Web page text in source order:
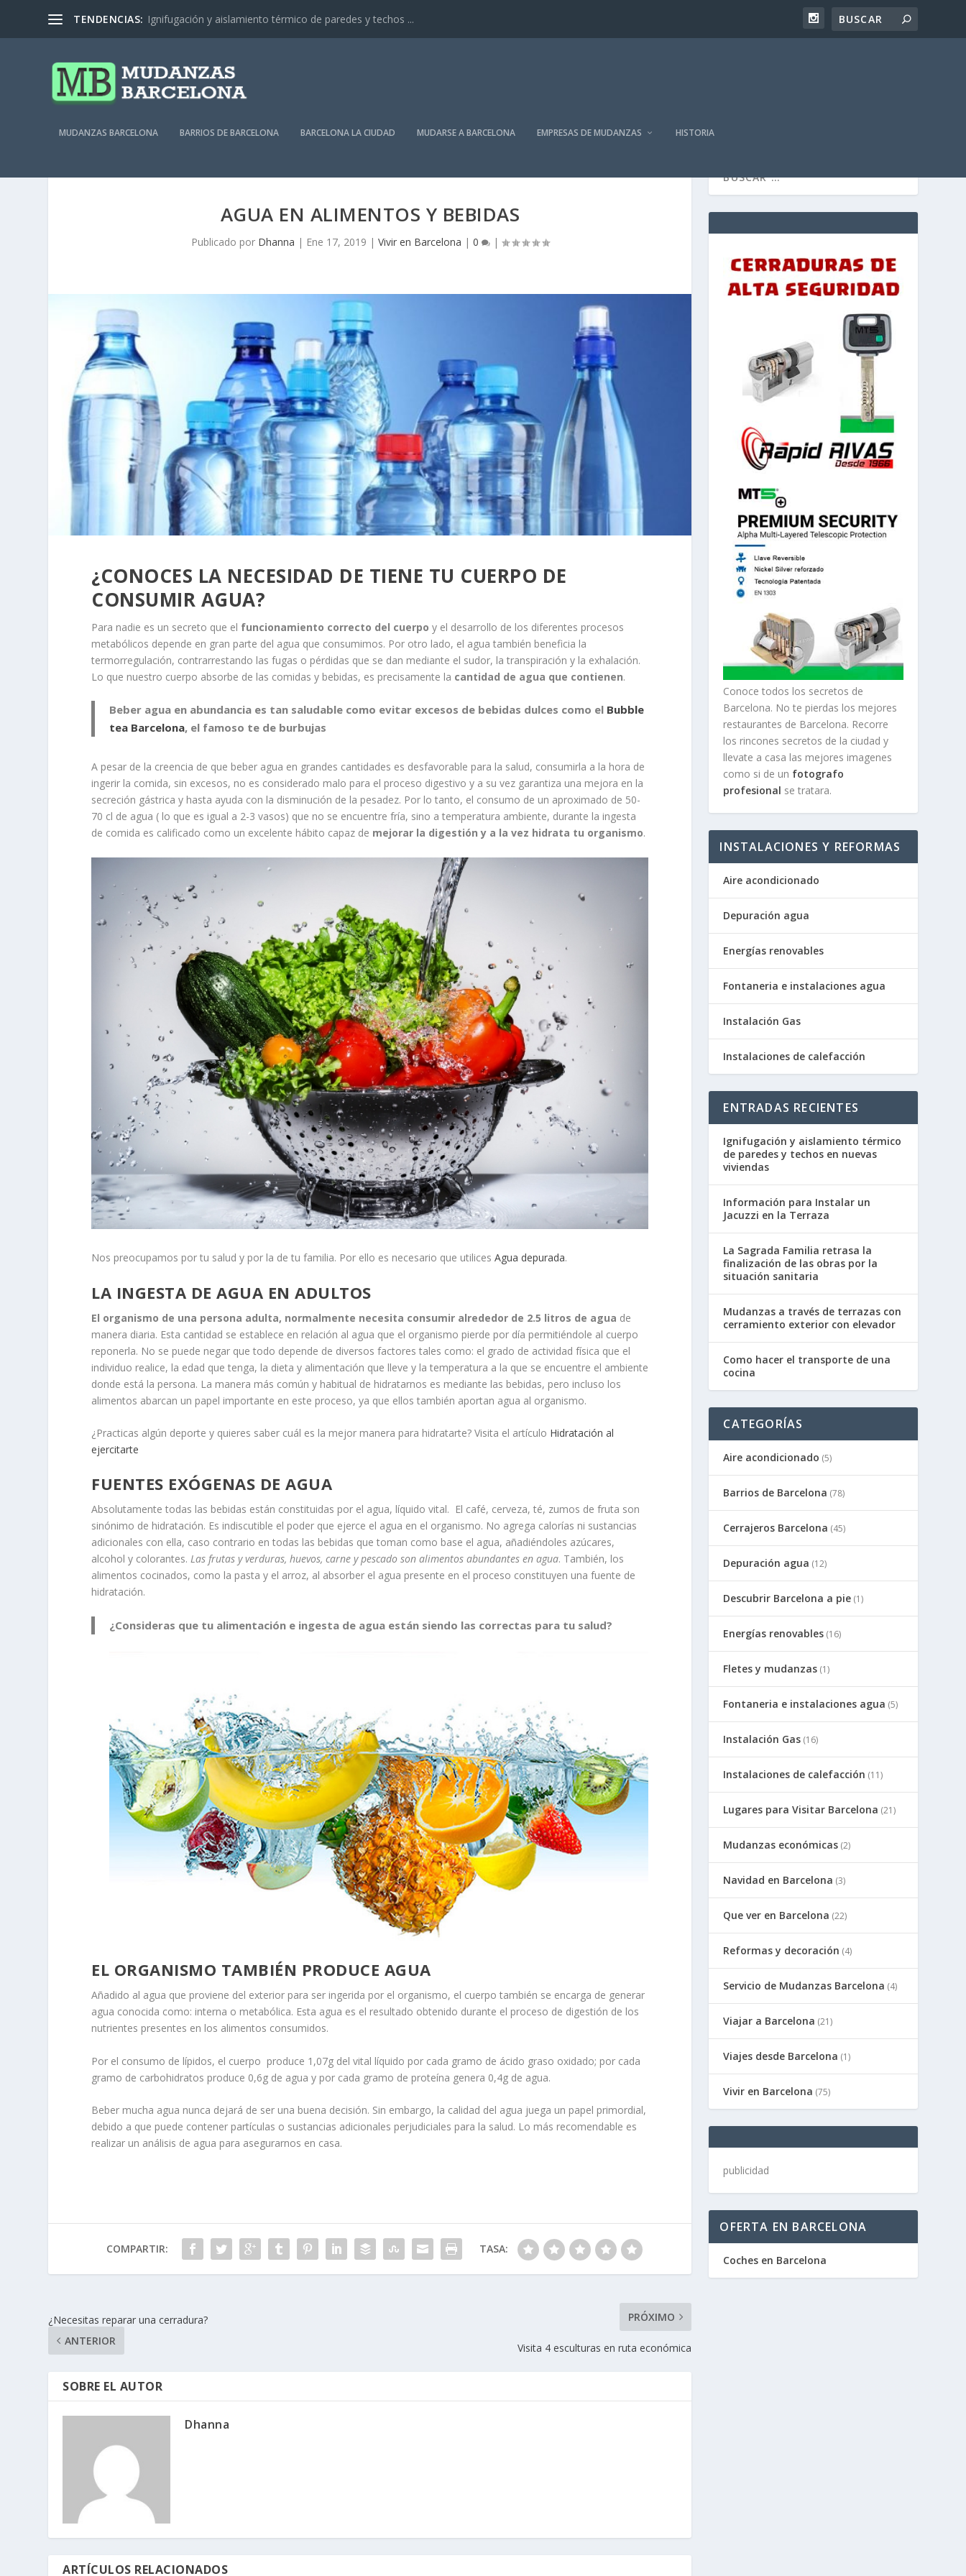
TENDENCIAS: Ignifugación y aislamiento térmico de paredes y techos ...
MUDANZAS BARCELONA BARRIOS DE BARCELONA BARCELONA LA CIUDAD MUDARSE A BARCELONA EMPRESAS DE MUDANZAS HISTORIA
AGUA EN ALIMENTOS Y BEBIDAS
Publicado por Dhanna | Ene 17, 2019 | Vivir en Barcelona | 0 |
¿CONOCES LA NECESIDAD DE TIENE TU CUERPO DE
CONSUMIR AGUA?
Para nadie es un secreto que el funcionamiento correcto del cuerpoy el desarrollo de los diferentes procesos
metabólicos depende en gran parte del agua que consumimos. Por otro lado, el agua también beneficia la
termorregulación, contrarrestando las fugas o pérdidas que se dan mediante el sudor, la transpiración y la exhalación.
Lo que nuestro cuerpo absorbe de las comidas y bebidas, es precisamente la cantidad de agua que contienen.
Beber agua en abundancia es tan saludable como evitar excesos de bebidas dulces como el Bubble
tea Barcelona, el famoso te de burbujas
A pesar de la creencia de que beber agua en grandes cantidades es desfavorable para la salud, consumirla a la hora de
ingerir la comida, sin excesos, no es considerado malo para el proceso digestivo y a su vez garantiza una mejora en la
secreción gástrica y hasta ayuda con la disminución de la pesadez. Por lo tanto, el consumo de un aproximado de 50-
70 cl de agua ( lo que es igual a 2-3 vasos) que no se encuentre fría, sino a temperatura ambiente, durante la ingesta
de comida es calificado como un excelente hábito capaz de mejorar la digestión y a la vez hidrata tu organismo.
Nos preocupamos por tu salud y por la de tu familia. Por ello es necesario que utilicesAgua depurada.
LA INGESTA DE AGUA EN ADULTOS
El organismo de una persona adulta, normalmente necesita consumir alrededor de 2.5 litros de agua de
manera diaria. Esta cantidad se establece en relación al agua que el organismo pierde por día permitiéndole al cuerpo
reponerla. No se puede negar que todo depende de diversos factores tales como: el grado de actividad física que el
individuo realice, la edad que tenga, la dieta y alimentación que lleve y la temperatura a la que se encuentre el ambiente
donde está la persona. La manera más común y habitual de hidratarnos es mediante las bebidas, pero incluso los
alimentos abarcan un papel importante en este proceso, ya que ellos también aportan agua al organismo.
¿Practicas algún deporte y quieres saber cuál es la mejor manera para hidratarte? Visita el artículo Hidratación al
ejercitarte
FUENTES EXÓGENAS DE AGUA
Absolutamente todas las bebidas están constituidas por el agua, líquido vital. El café, cerveza, té, zumos de fruta son
sinónimo de hidratación. Es indiscutible el poder que ejerce el agua en el organismo. No agrega calorías ni sustancias
adicionales con ella, caso contrario en todas las bebidas que toman como base el agua, añadiéndoles azúcares,
alcohol y colorantes.Las frutas y verduras, huevos, carne y pescado son alimentos abundantes en agua. También, los
alimentos cocinados, como la pasta y el arroz, al absorber el agua presente en el proceso constituyen una fuente de
hidratación.
¿Consideras que tu alimentación e ingesta de agua están siendo las correctas para tu salud?
EL ORGANISMO TAMBIÉN PRODUCE AGUA
Añadido al agua que proviene del exterior para ser ingerida por el organismo, el cuerpo también se encarga de generar
agua conocida como: interna o metabólica. Esta agua es el resultado obtenido durante el proceso de digestión de los
nutrientes presentes en los alimentos consumidos.
Por el consumo de lípidos, el cuerpo produce 1,07g del vital líquido por cada gramo de ácido graso oxidado; por cada
gramo de carbohidratos produce 0,6g de agua y por cada gramo de proteína genera 0,4g de agua.
Beber mucha agua nunca dejará de ser una buena decisión. Sin embargo, la calidad del agua juega un papel primordial,
debido a que puede contener partículas o sustancias adicionales perjudiciales para la salud. Lo más recomendable es
realizar un análisis de agua para asegurarnos en casa.
COMPARTIR: TASA:
¿Necesitas reparar una cerradura?
ANTERIOR
PRÓXIMO
Visita 4 esculturas en ruta económica
SOBRE EL AUTOR
Dhanna
ARTÍCULOS RELACIONADOS
Conoce todos los secretos de
Barcelona. No te pierdas los mejores
restaurantes de Barcelona. Recorre
los rincones secretos de la ciudad y
llevate a casa las mejores imagenes
como si de un fotografo
profesional se tratara.
INSTALACIONES Y REFORMAS
Aire acondicionado
Depuración agua
Energías renovables
Fontaneria e instalaciones agua
Instalación Gas
Instalaciones de calefacción
ENTRADAS RECIENTES
Ignifugación y aislamiento térmico
de paredes y techos en nuevas
viviendas
Información para Instalar un
Jacuzzi en la Terraza
La Sagrada Familia retrasa la
finalización de las obras por la
situación sanitaria
Mudanzas a través de terrazas con
cerramiento exterior con elevador
Como hacer el transporte de una
cocina
CATEGORÍAS
Aire acondicionado (5)
Barrios de Barcelona (78)
Cerrajeros Barcelona (45)
Depuración agua (12)
Descubrir Barcelona a pie (1)
Energías renovables (16)
Fletes y mudanzas (1)
Fontaneria e instalaciones agua (5)
Instalación Gas (16)
Instalaciones de calefacción (11)
Lugares para Visitar Barcelona (21)
Mudanzas económicas (2)
Navidad en Barcelona (3)
Que ver en Barcelona (22)
Reformas y decoración (4)
Servicio de Mudanzas Barcelona (4)
Viajar a Barcelona (21)
Viajes desde Barcelona (1)
Vivir en Barcelona (75)
publicidad
OFERTA EN BARCELONA
Coches en Barcelona